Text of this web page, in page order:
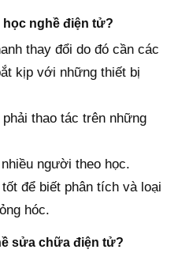
nghề điện tử?
thay đổi do đó cần các
kịp với những thiết bị
thao tác trên những
người theo học.
để biết phân tích và loại
hóc.
sửa chữa điện tử?